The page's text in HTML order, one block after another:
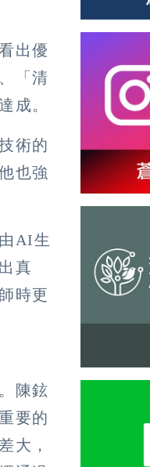
出優
「清
成。
術的
也強
AI生
真
時更
陳鉉
要的
大，